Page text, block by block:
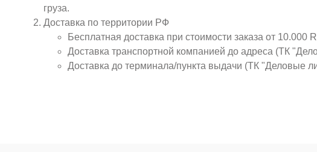
груза.
Доставка по территории РФ
Бесплатная доставка при стоимости заказа от
Доставка транспортной компанией до адреса (ТК
Доставка до терминала/пункта выдачи (ТК